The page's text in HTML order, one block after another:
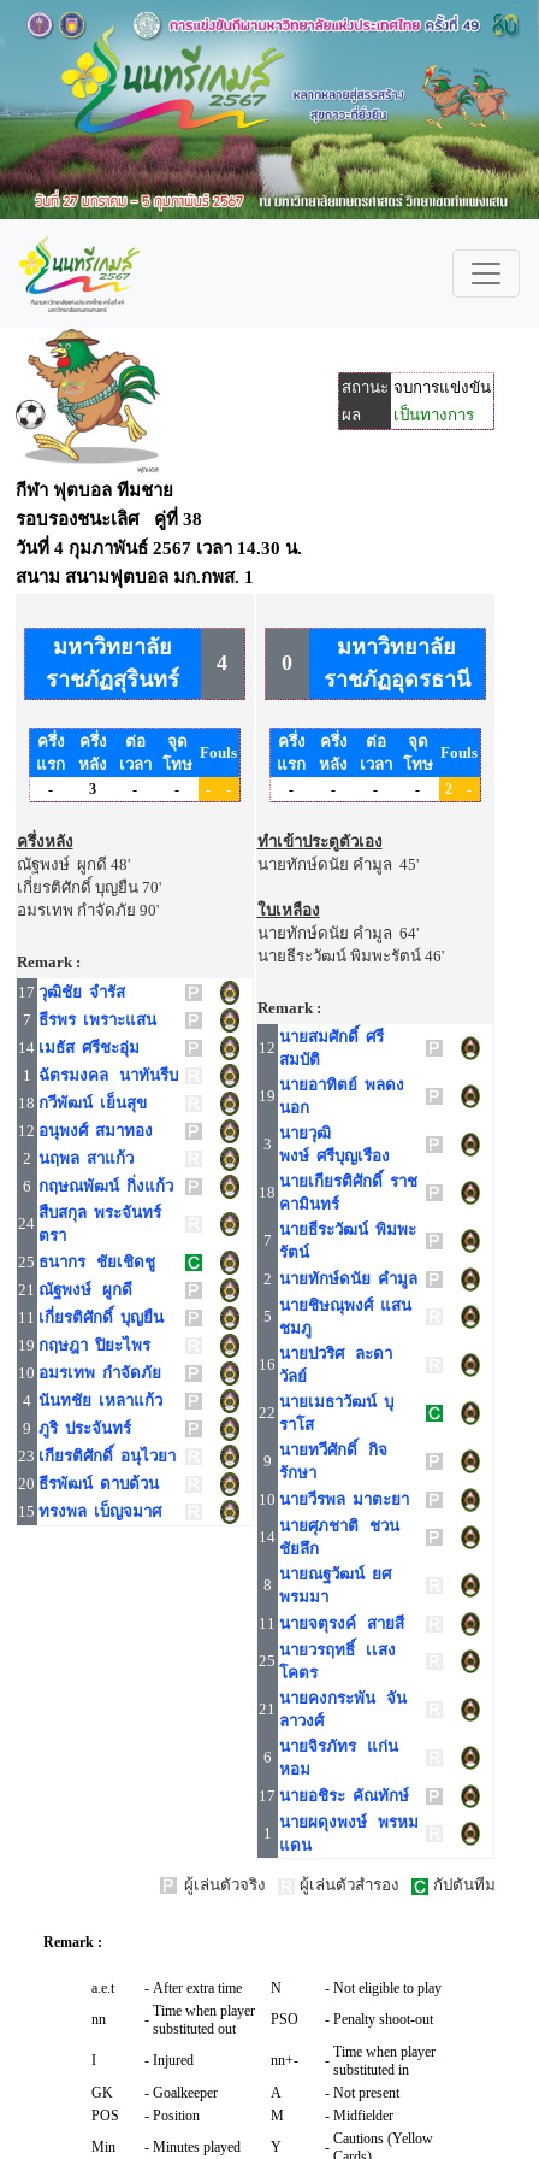
สถานะ จบการแข่งขัน
ผล
เป็นทางการ
กีฬา ฟุตบอล ทีมชาย
รอบรองชนะเลิศ คู่ที่ 38
วันที่4 กุมภาพันธ์ 2567 เวลา14.30 น.
สนาม สนามฟุตบอล มก.กพส. 1
มหาวิทยาลัย
ราชภัฏสุรินทร์
4
ครึ่ง
แรก
ครึ่ง
หลัง
ต่อ
เวลา
จุด
โทษ
Fouls
- 3 - - - -
ครึ่งหลัง
ณัฐพงษ์ ผูกดี 48'
เกี่ยรติศักดิ์ บุญยืน 70'
อมรเทพ กำจัดภัย 90'
Remark :
17 วุฒิชัย จำรัส
7 ธีรพร เพราะแสน
14 เมธัส ศรีชะอุ่ม
1 ฉัตรมงคล นาทันรีบ
18 กวีพัฒน์ เย็นสุข
12 อนุพงศ์ สมาทอง
2 นฤพล สาแก้ว
6 กฤษณพัฒน์ กิ่งแก้ว
24
สืบสกุล พระจันทร์
ตรา
25 ธนากร ชัยเชิดชู
21 ณัฐพงษ์ ผูกดี
11 เกี่ยรติศักดิ์ บุญยืน
19 กฤษฎา ปิยะไพร
10 อมรเทพ กำจัดภัย
4 นันทชัย เหลาแก้ว
9 ภูริ ประจันทร์
23 เกียรติศักดิ์ อนุไวยา
20 ธีรพัฒน์ ดาบด้วน
15 ทรงพล เบ็ญจมาศ
0
มหาวิทยาลัย
ราชภัฏอุดรธานี
ครึ่ง
แรก
ครึ่ง
หลัง
ต่อ
เวลา
จุด
โทษ
Fouls
- - - - 2 -
ทำเข้าประตูตัวเอง
นายทักษ์ดนัย คำมูล 45'
ใบเหลือง
นายทักษ์ดนัย คำมูล 64'
นายธีระวัฒน์ พิมพะรัตน์ 46'
Remark :
12
นายสมศักดิ์ ศรี
สมบัติ
19
นายอาทิตย์ พลดง
นอก
3
นายวุฒิ
พงษ์ ศรีบุญเรือง
18
นายเกียรติศักดิ์ ราช
คามินทร์
7
นายธีระวัฒน์ พิมพะ
รัตน์
2 นายทักษ์ดนัย คำมูล
5
นายชิษณุพงศ์ แสน
ชมภู
16
นายปวริศ ละดา
วัลย์
22
นายเมธาวัฒน์ บุ
ราโส
9
นายทวีศักดิ์ กิจ
รักษา
10 นายวีรพล มาตะยา
14
นายศุภชาติ ชวน
ชัยลึก
8
นายณฐวัฒน์ ยศ
พรมมา
11 นายจตุรงค์ สายสี
25
นายวรฤทธิ์ เเสง
โคตร
21
นายคงกระพัน จัน
ลาวงศ์
6
นายจิรภัทร แก่น
หอม
17 นายอชิระ คัณทักษ์
1
นายผดุงพงษ์ พรหม
แดน
ผู้เล่นตัวจริง ผู้เล่นตัวสำรอง กัปตันทีม
Remark :
a.e.t - After extra time N - Not eligible to play
nn
- Time when player
substituted out
PSO - Penalty shoot-out
I - Injured nn+- - Time when player
substituted in
GK
- Goalkeeper A - Not present
POS
- Position M - Midfielder
Min
- Minutes played Y - Cautions (Yellow